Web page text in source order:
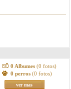
0 Albumes (0 fotos)
0 perros (0 fotos)
ver mas